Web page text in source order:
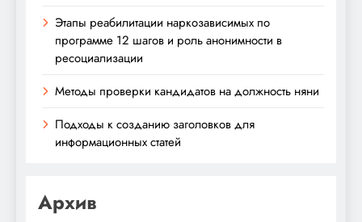
Этапы реабилитации наркозависимых по
программе 12 шагов и роль анонимности в
ресоциализации
Методы проверки кандидатов на должность няни
Подходы к созданию заголовков для
информационных статей
Архив